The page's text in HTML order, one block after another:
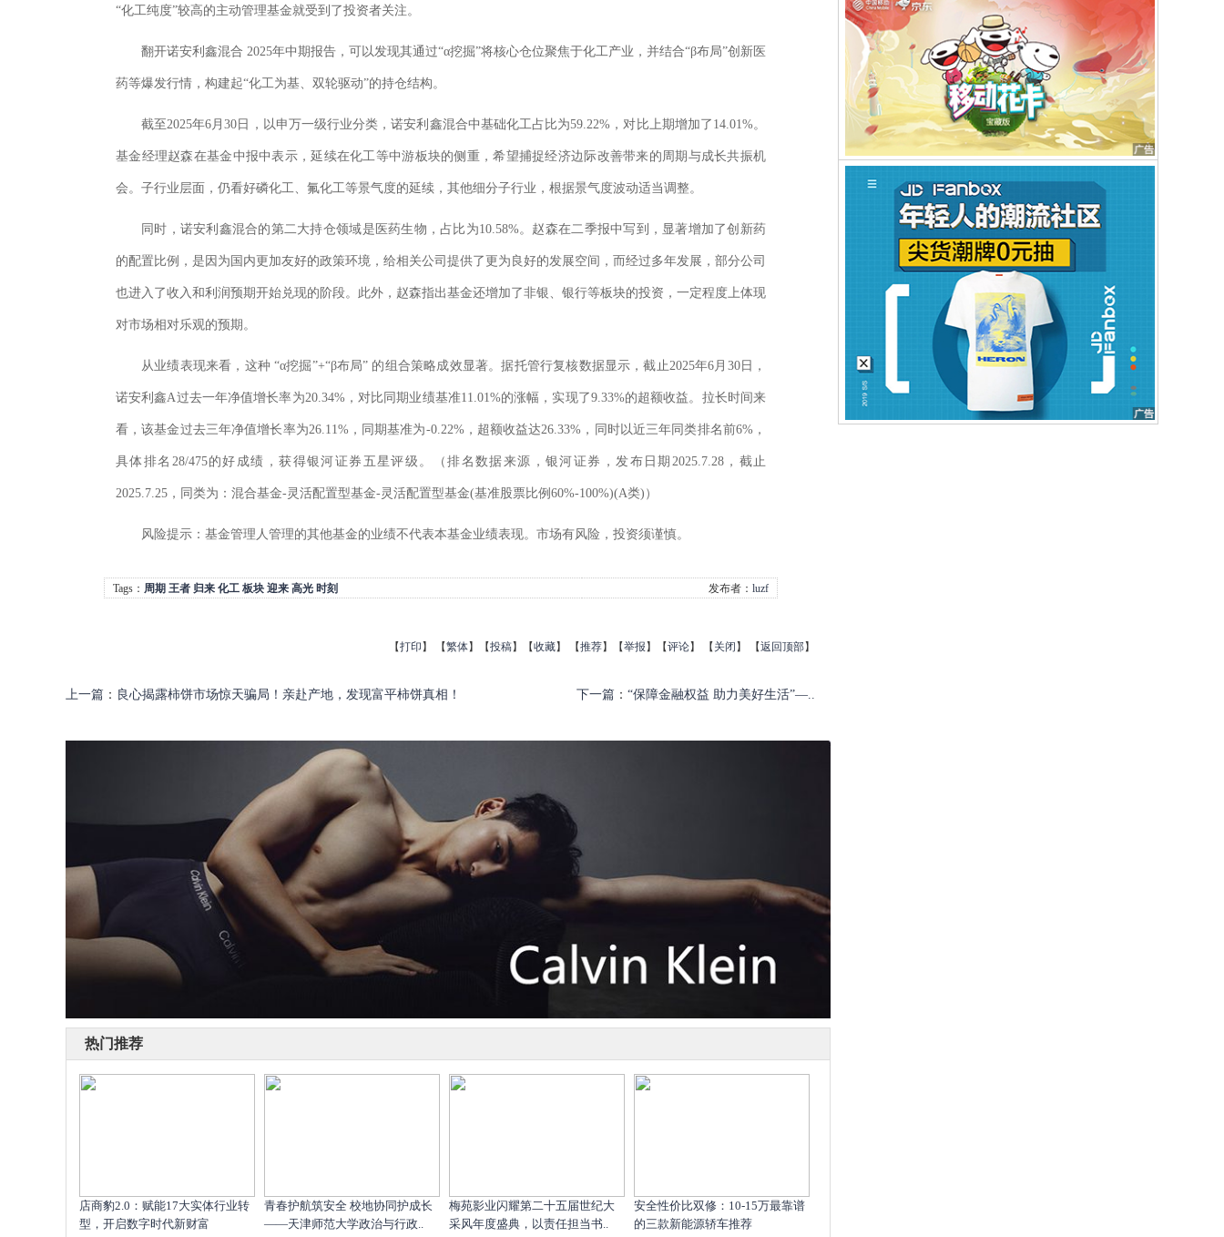
“化工纯度”较高的主动管理基金就受到了投资者关注。
翻开诺安利鑫混合 2025年中期报告，可以发现其通过“α挖掘”将核心仓位聚焦于化工产业，并结合“β布局”创新医
药等爆发行情，构建起“化工为基、双轮驱动”的持仓结构。
截至2025年6月30日，以申万一级行业分类，诺安利鑫混合中基础化工占比为59.22%，对比上期增加了14.01%。
基金经理赵森在基金中报中表示，延续在化工等中游板块的侧重，希望捕捉经济边际改善带来的周期与成长共振机
会。子行业层面，仍看好磷化工、氟化工等景气度的延续，其他细分子行业，根据景气度波动适当调整。
同时，诺安利鑫混合的第二大持仓领域是医药生物，占比为10.58%。赵森在二季报中写到，显著增加了创新药
的配置比例，是因为国内更加友好的政策环境，给相关公司提供了更为良好的发展空间，而经过多年发展，部分公司
也进入了收入和利润预期开始兑现的阶段。此外，赵森指出基金还增加了非银、银行等板块的投资，一定程度上体现
对市场相对乐观的预期。
从业绩表现来看，这种 “α挖掘”+“β布局” 的组合策略成效显著。据托管行复核数据显示，截止2025年6月30日，
诺安利鑫A过去一年净值增长率为20.34%，对比同期业绩基准11.01%的涨幅，实现了9.33%的超额收益。拉长时间来
看，该基金过去三年净值增长率为26.11%，同期基准为-0.22%，超额收益达26.33%，同时以近三年同类排名前6%，
具体排名28/475的好成绩，获得银河证券五星评级。（排名数据来源，银河证券，发布日期2025.7.28，截止
2025.7.25，同类为：混合基金-灵活配置型基金-灵活配置型基金(基准股票比例60%-100%)(A类)）
风险提示： 基金管理人管理的其他基金的业绩不代表本基金业绩表现。 市场有风险，投资须谨慎。
Tags： 周期 王者 归来 化工 板块 迎来 高光 时刻 发布者： luzf
【打印 】 【繁体】【投稿】【收藏】 【推荐】【举报 】【评论】 【 关闭 】 【返回顶部】
上一篇 ： 良心揭露柿饼市场惊天骗局！亲赴产地，发现富平柿饼真相！ 下一篇 ： “保障金融权益 助力美好生活”—..
热门推荐
店商豹2.0：赋能17大实体行业转
型，开启数字时代新财富
青春护航筑安全 校地协同护成长
——天津师范大学政治与行政..
梅苑影业闪耀第二十五届世纪大
采风年度盛典，以责任担当书..
安全性价比双修：10-15万最靠谱
的三款新能源轿车推荐